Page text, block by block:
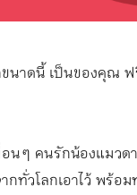
นาดนี้ เป็นของคุณ
อน ๆ คนรักน้องแม
ทั่วโลกเอาไว้ พร้